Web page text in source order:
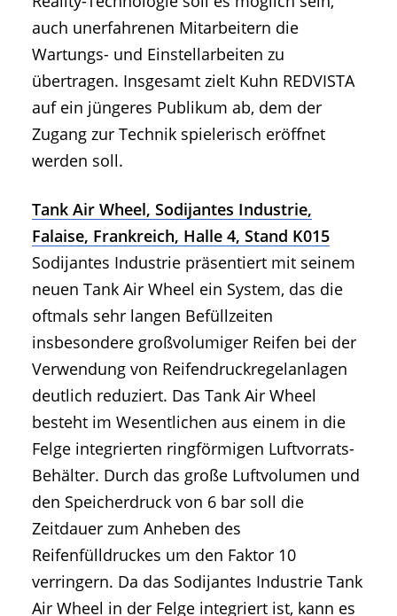
auch unerfahrenen Mitarbeitern die
Wartungs- und Einstellarbeiten zu
übertragen. Insgesamt zielt Kuhn REDVISTA
auf ein jüngeres Publikum ab, dem der
Zugang zur Technik spielerisch eröffnet
werden soll.
Tank Air Wheel, Sodijantes Industrie,
Falaise, Frankreich, Halle 4, Stand K015
Sodijantes Industrie präsentiert mit seinem
neuen Tank Air Wheel ein System, das die
oftmals sehr langen Befüllzeiten
insbesondere großvolumiger Reifen bei der
Verwendung von Reifendruckregelanlagen
deutlich reduziert. Das Tank Air Wheel
besteht im Wesentlichen aus einem in die
Felge integrierten ringförmigen Luftvorrats-
Behälter. Durch das große Luftvolumen und
den Speicherdruck von 6 bar soll die
Zeitdauer zum Anheben des
Reifenfülldruckes um den Faktor 10
verringern. Da das Sodijantes Industrie Tank
Air Wheel in der Felge integriert ist, kann es